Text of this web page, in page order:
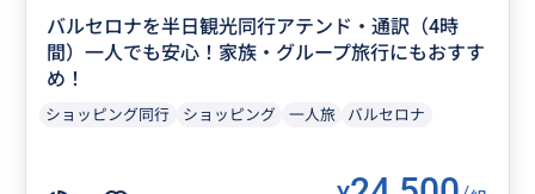
バルセロナを半日観光同行アテンド・通訳（4時
間）一人でも安心！家族・グループ旅行にもおすす
め！
ショッピング同行 ショッピング 一人旅 バルセロナ